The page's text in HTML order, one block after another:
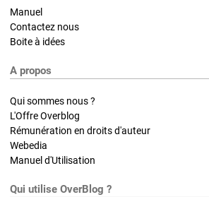
Manuel
Contactez nous
Boite à idées
A propos
Qui sommes nous ?
L'Offre Overblog
Rémunération en droits d'auteur
Webedia
Manuel d'Utilisation
Qui utilise OverBlog ?